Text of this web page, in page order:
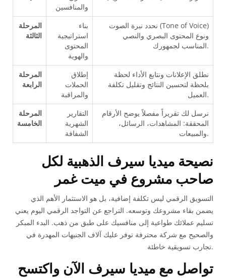
والمنافسين
المرحلة
الثالثة
بناء
استراتيجية
المحتوى
والهوية
نحدد نبرة الصوت (Tone of Voice)
ونوع المحتوى البصري والنصي
المناسب لجمهورك.
المرحلة
الرابعة
إطلاق
الحملات
والمراقبة
نطلق الإعلانات ونتابع الأداء لحظة
بلحظة لتحسين النتائج وتقليل تكلفة
العميل.
المرحلة
الخامسة
التقارير
الشهرية
الشفافة
نرسل لك تقريراً مفصلاً يوضح الأرقام
المحققة: المشاهدات، الرسائل،
والمبيعات.
صاحب مشروع في ميت غمر
التسويق الرقمي ليس تكلفة إضافية، بل هو الاستثمار الأهم الذي
يضمن بقاء مشروعك وتوسعه. التراجع عن التواجد الرقمي اليوم يعني
تسليم عملائك طواعية إلى منافسيك على طبق من ذهب. البدء المبكر
والصحيح مع شركة محترفة توفر عليك آلاف الجنيهات المهدرة في
تجارب تسويقية خاطئة.